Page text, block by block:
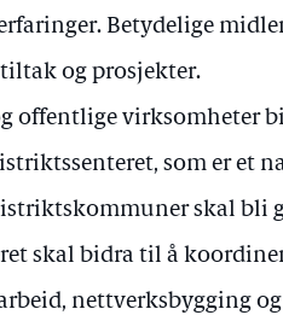
Betydelige
og prosjekter.
offentlige virksomheter
som er et
skal bli
skal bidra til å
nettverksbygging